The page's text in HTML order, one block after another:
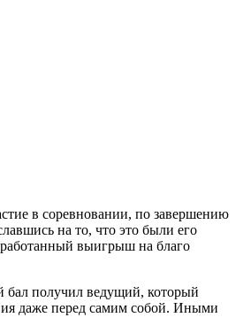
в соревновании, по завершению
на то, что это были его
выигрыш на благо
бал получил ведущий, который
даже перед самим собой. Иными